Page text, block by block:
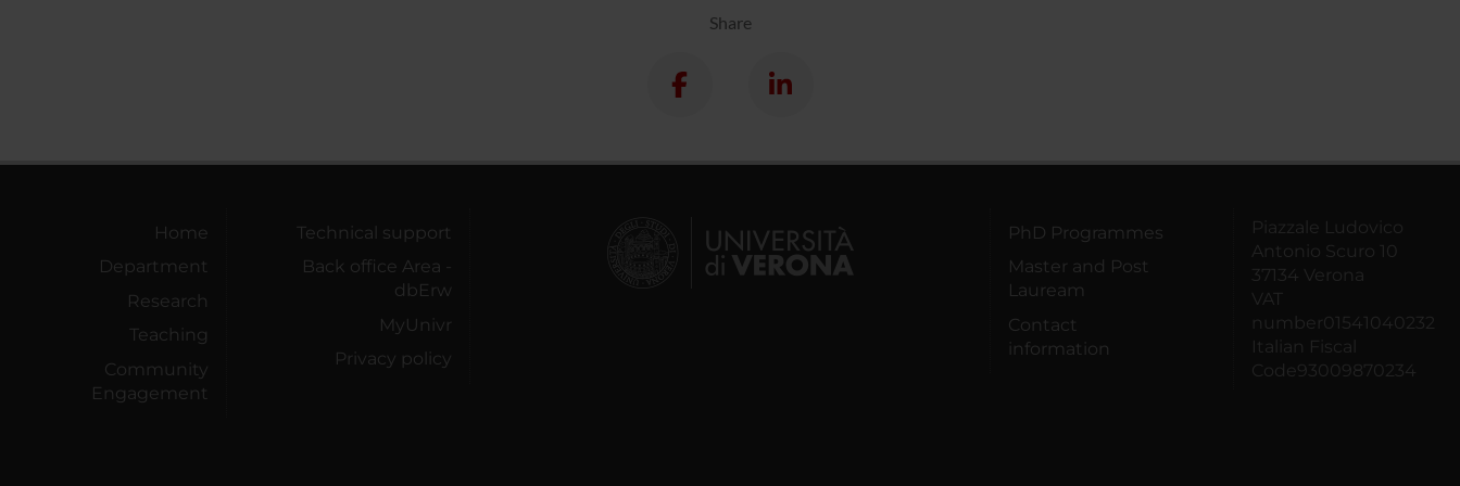
Share
Home
Department
Research
Teaching
Community
Engagement
Technical support
Back office Area -
dbErw
MyUnivr
Privacy policy
PhD Programmes
Master and Post
Lauream
Contact
information
Piazzale Ludovico
Antonio Scuro 10
37134 Verona
VAT
number01541040232
Italian Fiscal
Code93009870234